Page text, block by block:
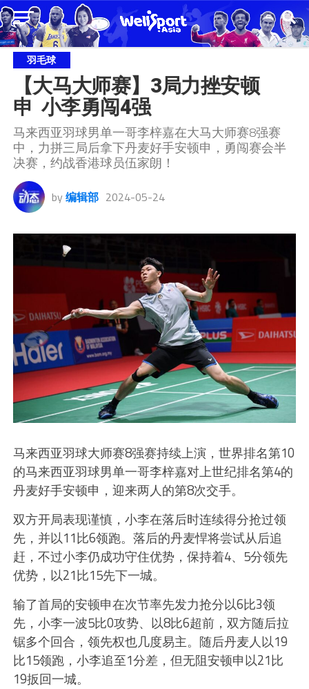
羽毛球
【大马大师赛】3局力挫安顿
申  小李勇闯4强
马来西亚羽球男单一哥李梓嘉在大马大师赛8强赛
中，力拼三局后拿下丹麦好手安顿申，勇闯赛会半
决赛，约战香港球员伍家朗！
by 编辑部 2024-05-24
马来西亚羽球大师赛8强赛持续上演，世界排名第10
的马来西亚羽球男单一哥李梓嘉对上世纪排名第4的
丹麦好手安顿申，迎来两人的第8次交手。
双方开局表现谨慎，小李在落后时连续得分抢过领
先，并以11比6领跑。落后的丹麦悍将尝试从后追
赶，不过小李仍成功守住优势，保持着4、5分领先
优势，以21比15先下一城。
输了首局的安顿申在次节率先发力抢分以6比3领
先，小李一波5比0攻势、以8比6超前，双方随后拉
锯多个回合，领先权也几度易主。随后丹麦人以19
比15领跑，小李追至1分差，但无阻安顿申以21比
19扳回一城。